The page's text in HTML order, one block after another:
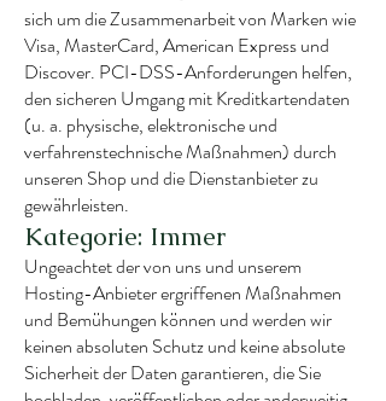
sich um die Zusammenarbeit von Marken wie
Visa, MasterCard, American Express und
Discover. PCI-DSS-Anforderungen helfen,
den sicheren Umgang mit Kreditkartendaten
(u. a. physische, elektronische und
verfahrenstechnische Maßnahmen) durch
unseren Shop und die Dienstanbieter zu
gewährleisten.
Kategorie: Immer
Ungeachtet der von uns und unserem
Hosting-Anbieter ergriffenen Maßnahmen
und Bemühungen können und werden wir
keinen absoluten Schutz und keine absolute
Sicherheit der Daten garantieren, die Sie